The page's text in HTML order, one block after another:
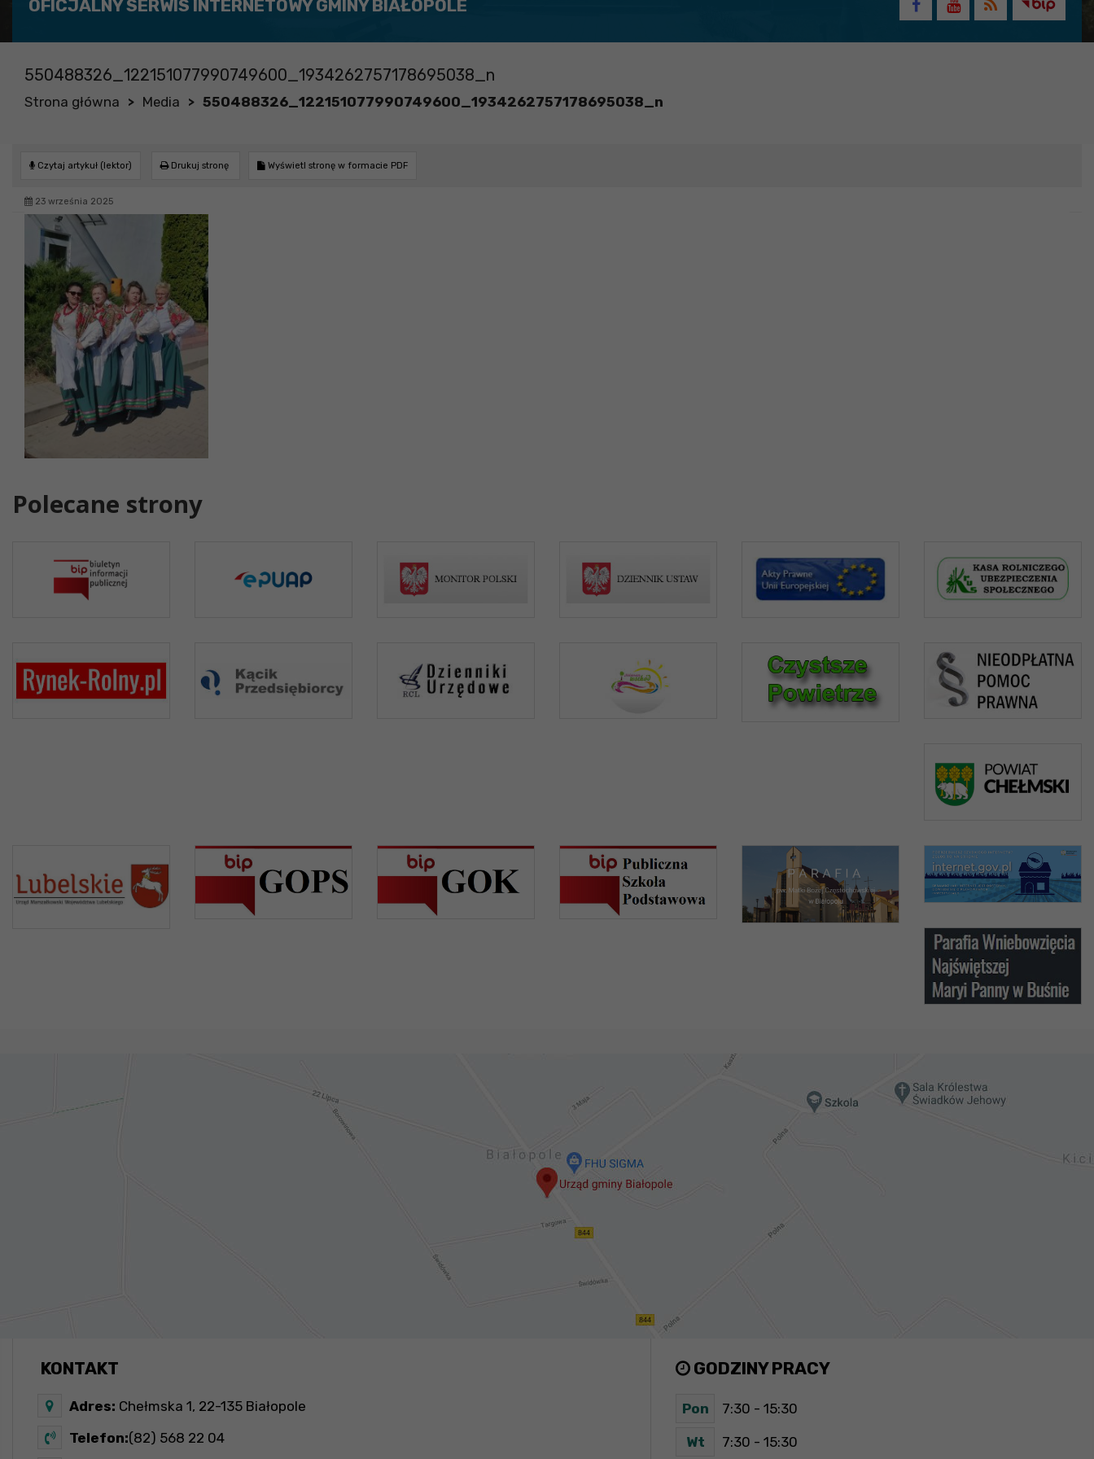
OFICJALNY SERWIS INTERNETOWY GMINY BIAŁOPOLE
550488326_122151077990749600_1934262757178695038_n
Strona główna > Media > 550488326_122151077990749600_1934262757178695038_n
Czytaj artykuł (lektor) Drukuj stronę Wyświetl stronę w formacie PDF
23 września 2025
Polecane strony
KONTAKT
Adres: Chełmska 1, 22-135 Białopole
Telefon:(82) 568 22 04
GODZINY PRACY
Pon 7:30 - 15:30
Wt 7:30 - 15:30